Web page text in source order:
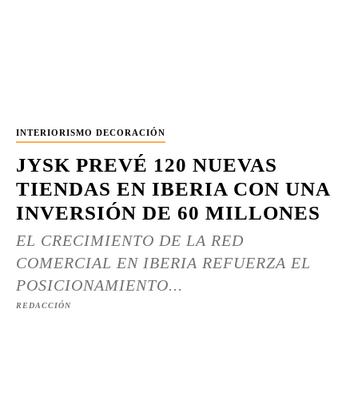
INTERIORISMO DECORACIÓN
JYSK PREVÉ 120 NUEVAS
TIENDAS EN IBERIA CON UNA
INVERSIÓN DE 60 MILLONES
EL CRECIMIENTO DE LA RED
COMERCIAL EN IBERIA REFUERZA EL
POSICIONAMIENTO...
REDACCIÓN